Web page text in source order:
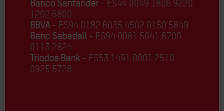
Banco Santander - ES44 0049 1806 9220
1202 6800
BBVA- ES94 0182 6035 4502 0150 5849
Banc Sabadell - ES94 0081 5041 8700
0113 2824
Triodos Bank- ES53 1491 0001 2510
0925 5728